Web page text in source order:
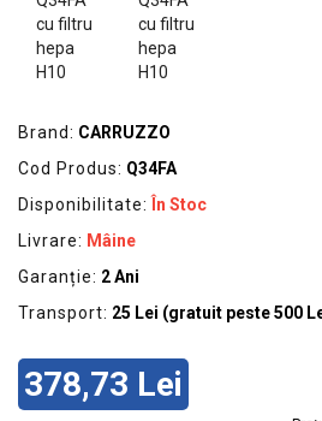
SCULE
ECHIPAMENTE
DE
PROTECȚIE
KITURI
FOTOVOLTAICE
Brand: CARRUZZO
Cod Produs: Q34FA
Disponibilitate:
În Stoc
Livrare: Mâine
Garanție: 2 Ani
Transport: 25 Lei (gratuit peste 500
378,73 Lei